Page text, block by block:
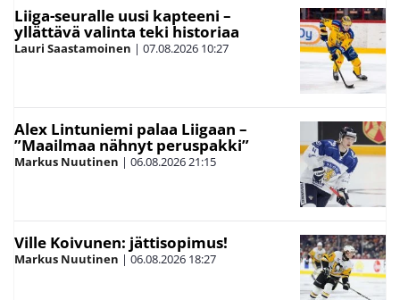
Liiga-seuralle uusi kapteeni –
yllättävä valinta teki historiaa
Lauri Saastamoinen | 07.08.2026 10:27
Alex Lintuniemi palaa Liigaan –
”Maailmaa nähnyt peruspakki”
Markus Nuutinen | 06.08.202621:15
Ville Koivunen: jättisopimus!
Markus Nuutinen | 06.08.2026 18:27